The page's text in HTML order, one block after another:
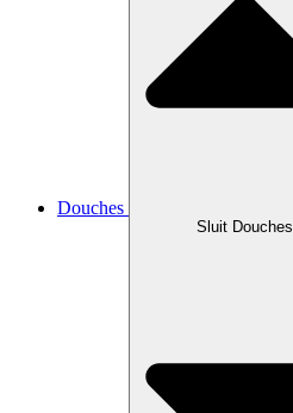
Douches
Sluit Douches